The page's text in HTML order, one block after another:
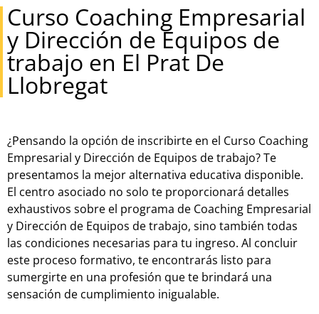
Curso Coaching Empresarial
y Dirección de Equipos de
trabajo en El Prat De
Llobregat
¿Pensando la opción de inscribirte en el Curso Coaching
Empresarial y Dirección de Equipos de trabajo? Te
presentamos la mejor alternativa educativa disponible.
El centro asociado no solo te proporcionará detalles
exhaustivos sobre el programa de Coaching Empresarial
y Dirección de Equipos de trabajo, sino también todas
las condiciones necesarias para tu ingreso. Al concluir
este proceso formativo, te encontrarás listo para
sumergirte en una profesión que te brindará una
sensación de cumplimiento inigualable.